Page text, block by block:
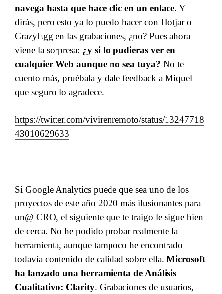
navega hasta que hace clic en un enlace. Y
dirás, pero esto ya lo puedo hacer con Hotjar o
CrazyEgg en las grabaciones, ¿no? Pues ahora
viene la sorpresa: ¿y si lo pudieras ver en
cualquier Web aunque no sea tuya? No te
cuento más, pruébala y dale feedback a Miquel
que seguro lo agradece.
https://twitter.com/vivirenremoto/status/13247718
43010629633
Si Google Analytics puede que sea uno de los
proyectos de este año 2020 más ilusionantes para
un@ CRO, el siguiente que te traigo le sigue bien
de cerca. No he podido probar realmente la
herramienta, aunque tampoco he encontrado
todavía contenido de calidad sobre ella. Microsoft
ha lanzado una herramienta de Análisis
Cualitativo: Clarity. Grabaciones de usuarios,